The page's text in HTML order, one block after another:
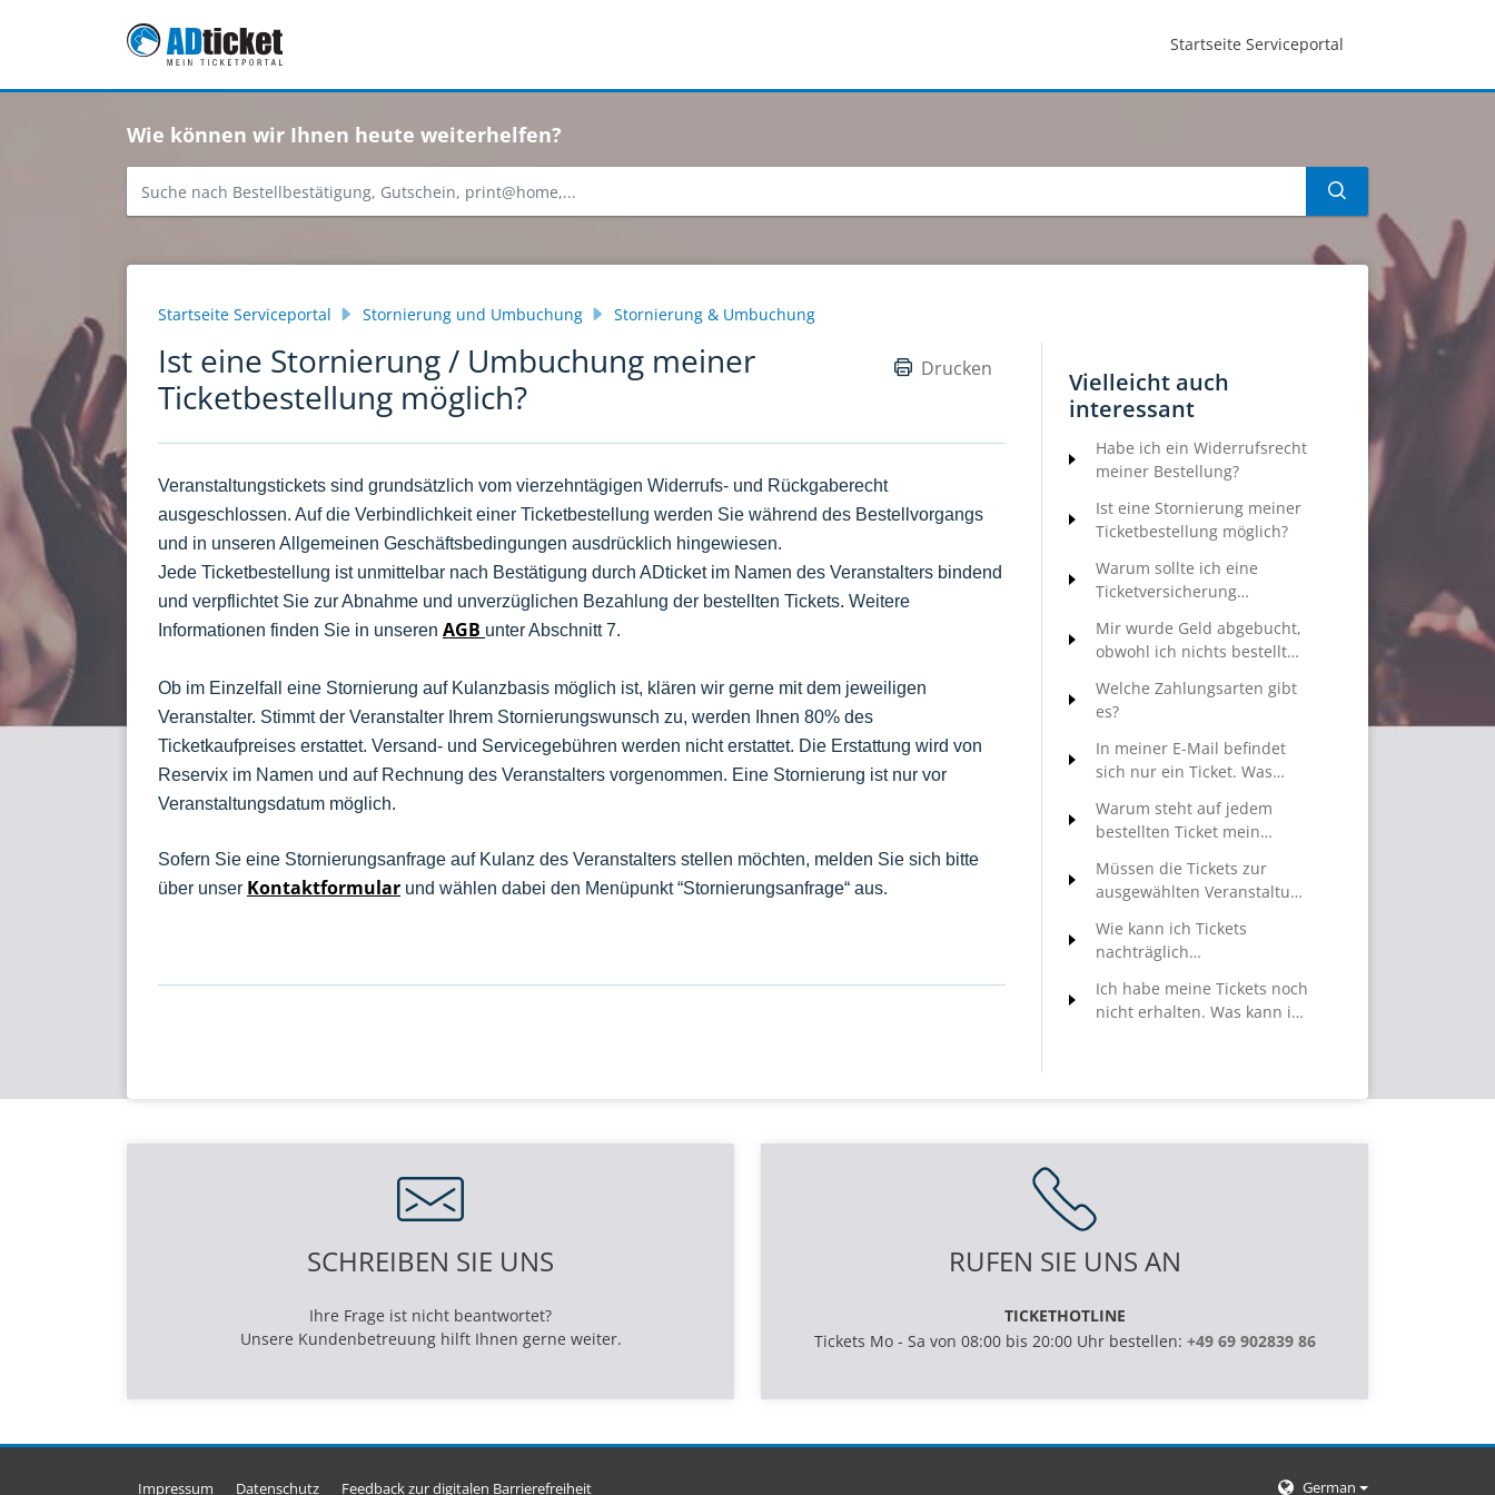
Startseite Serviceportal
Wie können wir Ihnen heute weiterhelfen?
Startseite Serviceportal Stornierung und Umbuchung Stornierung & Umbuchung
Ist eine Stornierung / Umbuchung meiner
Ticketbestellung möglich?
Drucken
Veranstaltungstickets sind grundsätzlich vom vierzehntägigen Widerrufs- und Rückgaberecht
ausgeschlossen. Auf die Verbindlichkeit einer Ticketbestellung werden Sie während des Bestellvorgangs
und in unseren Allgemeinen Geschäftsbedingungen ausdrücklich hingewiesen.
Jede Ticketbestellung ist unmittelbar nach Bestätigung durch ADticket im Namen des Veranstalters bindend
und verpflichtet Sie zur Abnahme und unverzüglichen Bezahlung der bestellten Tickets. Weitere
Informationen finden Sie in unseren AGB unter Abschnitt 7.
Ob im Einzelfall eine Stornierung auf Kulanzbasis möglich ist, klären wir gerne mit dem jeweiligen
Veranstalter. Stimmt der Veranstalter Ihrem Stornierungswunsch zu, werden Ihnen 80% des
Ticketkaufpreises erstattet. Versand- und Servicegebühren werden nicht erstattet. Die Erstattung wird von
Reservix im Namen und auf Rechnung des Veranstalters vorgenommen. Eine Stornierung ist nur vor
Veranstaltungsdatum möglich.
Sofern Sie eine Stornierungsanfrage auf Kulanz des Veranstalters stellen möchten, melden Sie sich bitte
über unser Kontaktformular und wählen dabei den Menüpunkt “Stornierungsanfrage“ aus.
Vielleicht auch
interessant
Habe ich ein Widerrufsrecht
meiner Bestellung?
Ist eine Stornierung meiner
Ticketbestellung möglich?
Warum sollte ich eine
Ticketversicherung
Mir wurde Geld abgebucht,
obwohl ich nichts bestellt
Welche Zahlungsarten gibt
es?
In meiner E-Mail befindet
sich nur ein Ticket. Was
Warum steht auf jedem
bestellten Ticket mein
Müssen die Tickets zur
ausgewählten Veranstaltung
Wie kann ich Tickets
nachträglich
Ich habe meine Tickets noch
nicht erhalten. Was kann ich
SCHREIBEN SIE UNS
Ihre Frage ist nicht beantwortet?
Unsere Kundenbetreuung hilft Ihnen gerne weiter.
RUFEN SIE UNS AN
TICKETHOTLINE
Tickets Mo - Sa von 08:00 bis 20:00 Uhr bestellen: +49 69 902839 86
Impressum Datenschutz Feedback zur digitalen Barrierefreiheit German